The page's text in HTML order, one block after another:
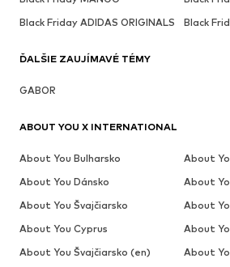
Black Friday ADIDAS ORIGINALS
Black
ĎALŠIE ZAUJÍMAVÉ TÉMY
GABOR
ABOUT YOU X INTERNATIONAL
About You Bulharsko
About
About You Dánsko
About
About You Švajčiarsko
About
About You Cyprus
About
About You Švajčiarsko (en)
About